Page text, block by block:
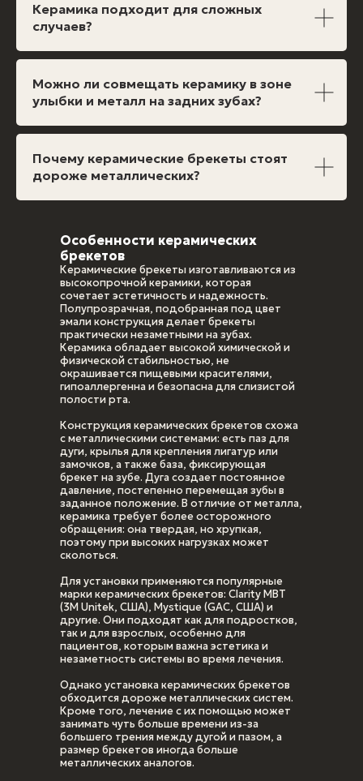
Керамика подходит для сложных
случаев?
Можно ли совмещать керамику в зоне
улыбки и металл на задних зубах?
Почему керамические брекеты стоят
дороже металлических?
Особенности керамических
брекетов
Керамические брекеты изготавливаются из
высокопрочной керамики, которая
сочетает эстетичность и надежность.
Полупрозрачная, подобранная под цвет
эмали конструкция делает брекеты
практически незаметными на зубах.
Керамика обладает высокой химической и
физической стабильностью, не
окрашивается пищевыми красителями,
гипоаллергенна и безопасна для слизистой
полости рта.
Конструкция керамических брекетов схожа
с металлическими системами: есть паз для
дуги, крылья для крепления лигатур или
замочков, а также база, фиксирующая
брекет на зубе. Дуга создает постоянное
давление, постепенно перемещая зубы в
заданное положение. В отличие от металла,
керамика требует более осторожного
обращения: она твердая, но хрупкая,
поэтому при высоких нагрузках может
сколоться.
Для установки применяются популярные
марки керамических брекетов: Clarity MBT
(3M Unitek, США), Mystique (GAC, США) и
другие. Они подходят как для подростков,
так и для взрослых, особенно для
пациентов, которым важна эстетика и
незаметность системы во время лечения.
Однако установка керамических брекетов
обходится дороже металлических систем.
Кроме того, лечение с их помощью может
занимать чуть больше времени из-за
большего трения между дугой и пазом, а
размер брекетов иногда больше
металлических аналогов.